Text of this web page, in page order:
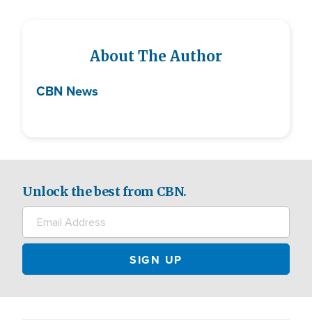
About The Author
CBN News
Unlock the best from CBN.